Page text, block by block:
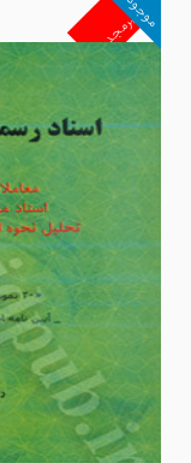
غیرمجد
موجود